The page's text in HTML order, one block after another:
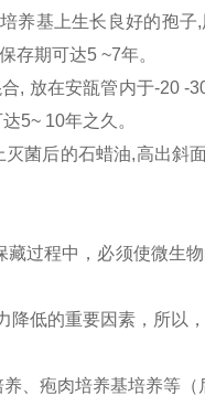
养基上生长良好的孢子,
保存期可达5 ~7年。
, 放在安瓿管内于-20 -3
5~ 10年之久。
灭菌后的石蜡油,高出斜
过程中，必须使微生
低的重要因素，所以
、疱肉培养基培养等